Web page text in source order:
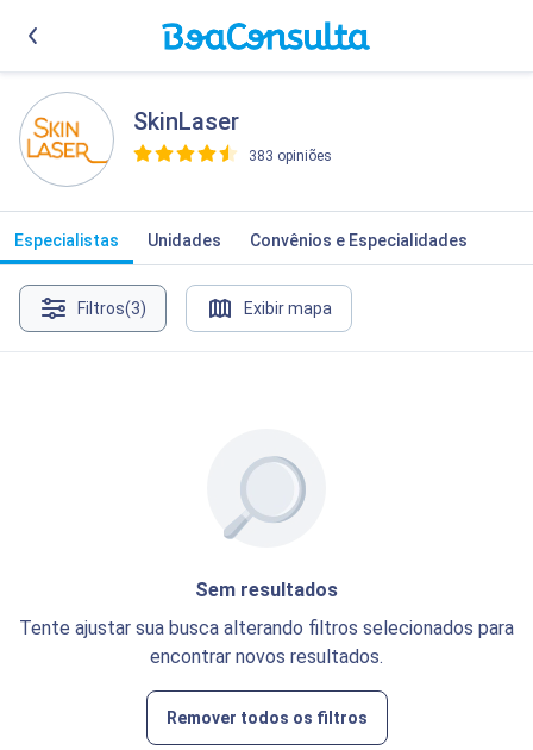
SkinLaser
383 opiniões
Especialistas Unidades Convênios e Especialidades
Filtros(3) Exibir mapa
Sem resultados
Tente ajustar sua busca alterando filtros selecionados para
encontrar novos resultados.
Remover todos os filtros